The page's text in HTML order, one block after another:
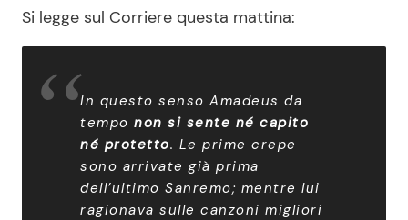
Si legge sul Corriere questa mattina:
In questo senso Amadeus da
tempo non si sente né capito
né protetto. Le prime crepe
sono arrivate già prima
dell’ultimo Sanremo; mentre lui
ragionava sulle canzoni migliori